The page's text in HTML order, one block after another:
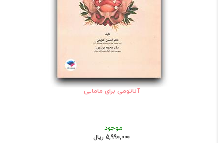
آناتومی برای مامایی
موجود
5,990,000 ریال